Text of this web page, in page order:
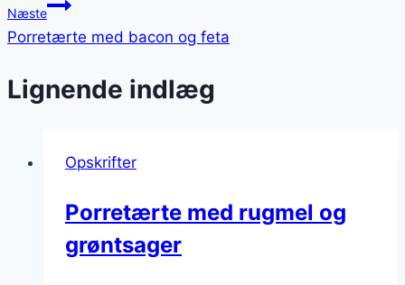
Næste
Porretærte med bacon og feta
Lignende indlæg
Opskrifter
Porretærte med rugmel og
grøntsager